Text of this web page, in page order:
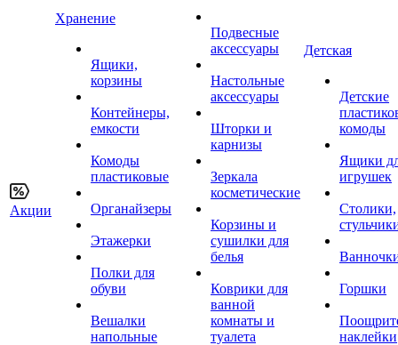
Акции
Хранение
Ящики,
корзины
Контейнеры,
емкости
Комоды
пластиковые
Органайзеры
Этажерки
Полки для
обуви
Вешалки
напольные
Подвесные
аксессуары
Настольные
аксессуары
Шторки и
карнизы
Зеркала
косметические
Корзины и
сушилки для
белья
Коврики для
ванной
комнаты и
туалета
Детская
Детские
комоды
Ящики
игрушек
Столики,
Горшки
наклейки